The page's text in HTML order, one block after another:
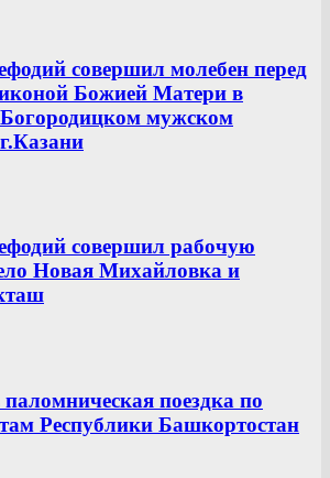
совершил молебен перед
Божией Матери в
мужском
совершил рабочую
Новая Михайловка и
паломническая поездка по
Республики Башкортостан